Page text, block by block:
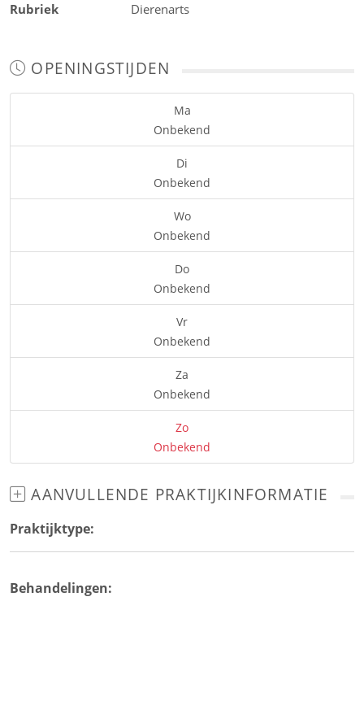
Rubriek
Dierenarts
OPENINGSTIJDEN
Ma
Onbekend
Di
Onbekend
Wo
Onbekend
Do
Onbekend
Vr
Onbekend
Za
Onbekend
Zo
Onbekend
AANVULLENDE PRAKTIJKINFORMATIE
Praktijktype:
Behandelingen: